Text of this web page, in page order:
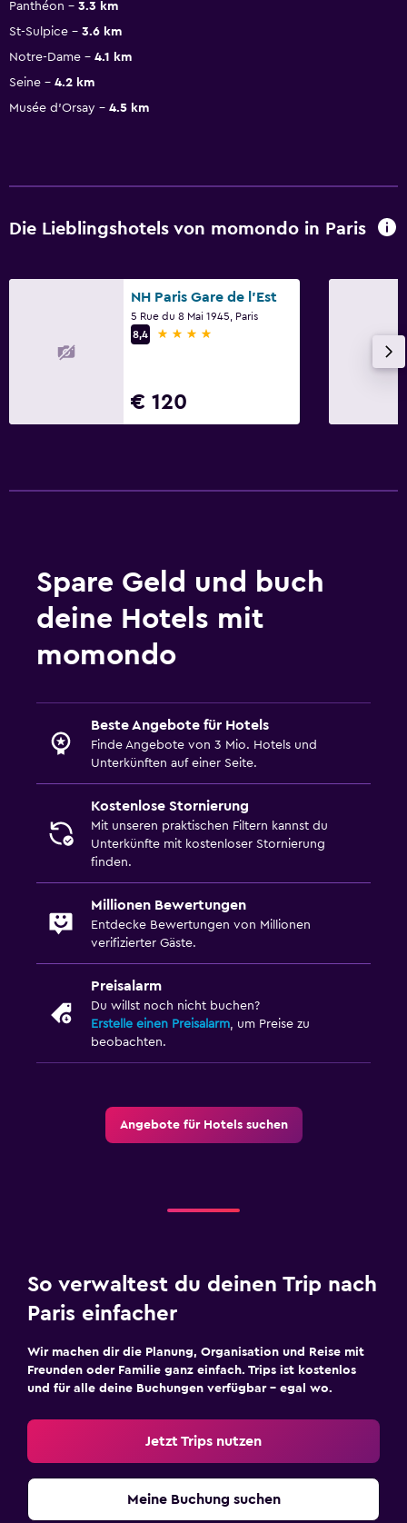
Panthéon
3.3 km
St-Sulpice
3.6 km
Notre-Dame
4.1 km
Seine
4.2 km
Musée d’Orsay
4.5 km
Die Lieblingshotels von momondo in Paris
NH Paris Gare de l'Est
5 Rue du 8 Mai 1945, Paris
8,4
4 Sterne
€ 120
Spare Geld und buch
deine Hotels mit
momondo
Beste Angebote für Hotels
Finde Angebote von 3 Mio. Hotels und
Unterkünften auf einer Seite.
Kostenlose Stornierung
Mit unseren praktischen Filtern kannst du
Unterkünfte mit kostenloser Stornierung
finden.
Millionen Bewertungen
Entdecke Bewertungen von Millionen
verifizierter Gäste.
Preisalarm
Du willst noch nicht buchen?
Erstelle einen Preisalarm , um Preise zu
beobachten.
Angebote für Hotels suchen
So verwaltest du deinen Trip nach
Paris einfacher
Wir machen dir die Planung, Organisation und Reise mit
Freunden oder Familie ganz einfach. Trips ist kostenlos
und für alle deine Buchungen verfügbar – egal wo.
Jetzt Trips nutzen
Meine Buchung suchen